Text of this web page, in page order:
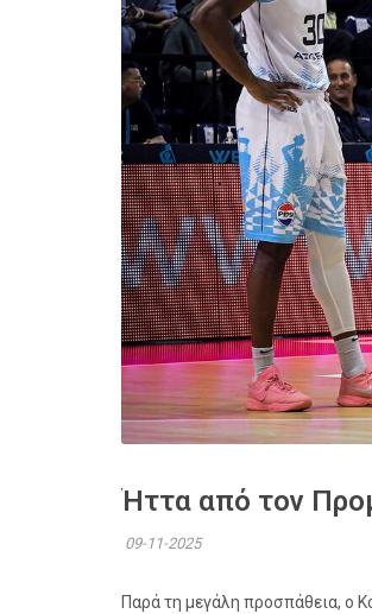
Ήττα από τον
09-11-2025
Παρά τη μεγάλη προσπάθεια, ο